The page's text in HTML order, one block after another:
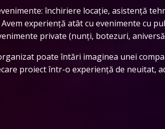
închiriere locație, asistență
experiență atât cu evenimente cu
private (nunți, botezuri,
poate întări imaginea unei
proiect într-o experiență de neuitat,